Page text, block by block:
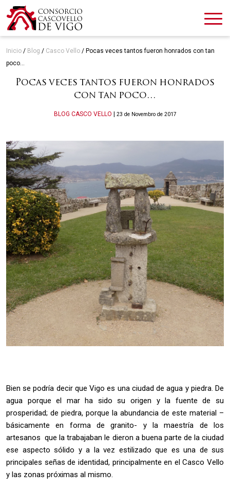
Inicio / Blog / Casco Vello / Pocas veces tantos fueron honrados con tan
poco…
Pocas veces tantos fueron honrados
con tan poco…
Categories
BLOG CASCO VELLO 23 de Novembro de 2017
Bien se podría decir que Vigo es una ciudad de agua y piedra. De
agua porque el mar ha sido su origen y la fuente de su
prosperidad; de piedra, porque la abundancia de este material –
básicamente en forma de granito- y la maestría de los
artesanos que la trabajaban le dieron a buena parte de la ciudad
ese aspecto sólido y a la vez estilizado que es una de sus
principales señas de identidad, principalmente en el Casco Vello
y las zonas próximas al mismo.